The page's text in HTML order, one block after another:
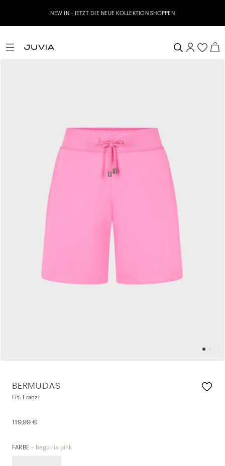
NEW IN - JETZT DIE NEUE KOLLEKTION SHOPPEN
BERMUDAS
Fit: Franzi
119,99 €
FARBE - begonia pink